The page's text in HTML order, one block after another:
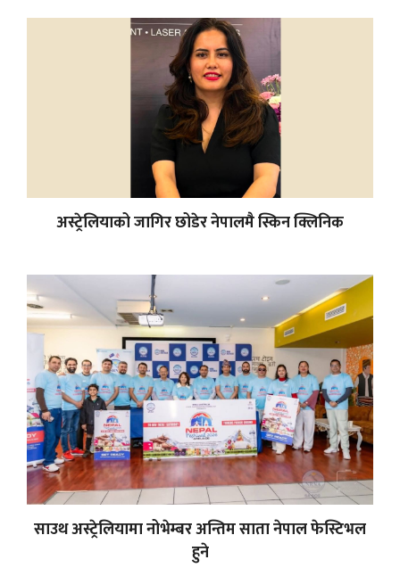
अस्ट्रेलियाको जागिर छोडेर नेपालमै स्किन क्लिनिक
साउथ अस्ट्रेलियामा नोभेम्बर अन्तिम साता नेपाल फेस्टिभल
हुने